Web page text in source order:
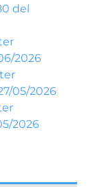
del
2026
05/2026
2026